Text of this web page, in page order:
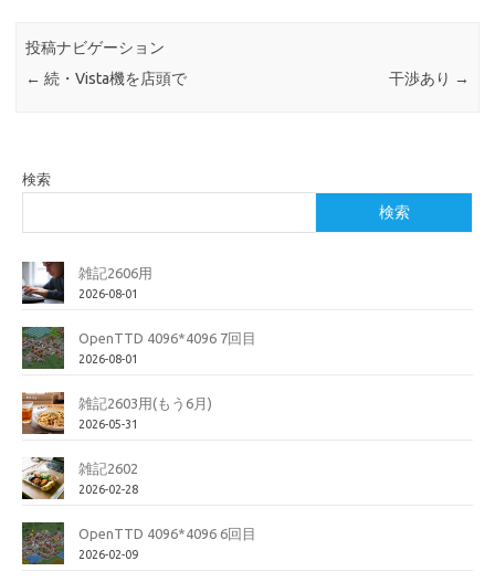
投稿ナビゲーション
← 続・Vista機を店頭で 干渉あり →
検索
検索
雑記2606用
2026-08-01
OpenTTD 4096*4096 7回目
2026-08-01
雑記2603用(もう6月)
2026-05-31
雑記2602
2026-02-28
OpenTTD 4096*4096 6回目
2026-02-09